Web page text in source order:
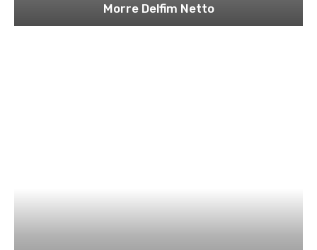
Morre Delfim Netto